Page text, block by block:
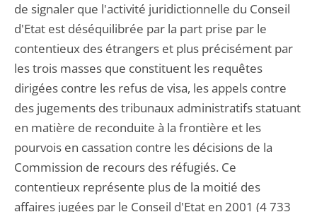
de signaler que l'activité juridictionnelle du Conseil
d'Etat est déséquilibrée par la part prise par le
contentieux des étrangers et plus précisément par
les trois masses que constituent les requêtes
dirigées contre les refus de visa, les appels contre
des jugements des tribunaux administratifs statuant
en matière de reconduite à la frontière et les
pourvois en cassation contre les décisions de la
Commission de recours des réfugiés. Ce
contentieux représente plus de la moitié des
affaires jugées par le Conseil d'Etat en 2001 (4 733